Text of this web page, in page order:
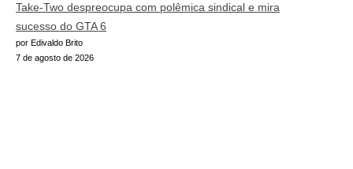
Take-Two despreocupa com polêmica sindical e mira
sucesso do GTA 6
por Edivaldo Brito
7 de agosto de 2026